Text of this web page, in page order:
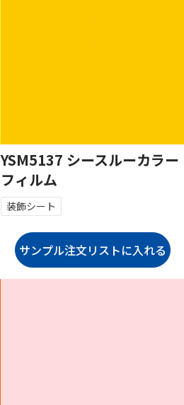
YSM5137 シースルーカラー
フィルム
装飾シート